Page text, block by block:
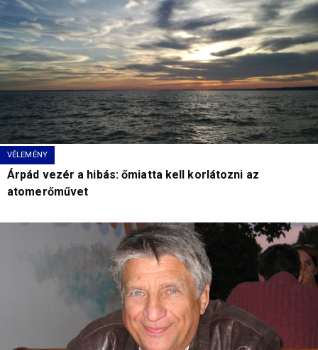
VÉLEMÉNY
Árpád vezér a hibás: őmiatta kell korlátozni az
atomerőművet